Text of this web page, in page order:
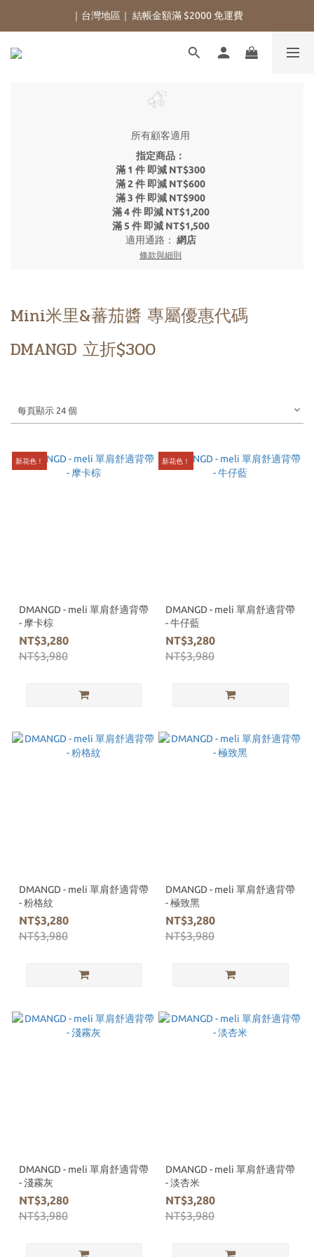
｜台灣地區｜ 結帳金額滿 $2000 免運費
所有顧客適用
指定商品：
滿 1 件 即減 NT$300
滿 2 件 即減 NT$600
滿 3 件 即減 NT$900
滿 4 件 即減 NT$1,200
滿 5 件 即減 NT$1,500
適用通路： 網店
條款與細則
Mini米里&蕃茄醬 專屬優惠代碼
DMANGD 立折$300
每頁顯示 24 個
新花色！
DMANGD - meli 單肩舒適背帶
- 摩卡棕
NT$3,280
NT$3,980
新花色！
DMANGD - meli 單肩舒適背帶
- 牛仔藍
NT$3,280
NT$3,980
DMANGD - meli 單肩舒適背帶
- 粉格紋
NT$3,280
NT$3,980
DMANGD - meli 單肩舒適背帶
- 極致黑
NT$3,280
NT$3,980
DMANGD - meli 單肩舒適背帶
- 淺霧灰
NT$3,280
NT$3,980
DMANGD - meli 單肩舒適背帶
- 淡杏米
NT$3,280
NT$3,980